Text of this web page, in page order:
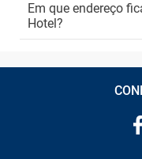
Em que endereço
Hotel?